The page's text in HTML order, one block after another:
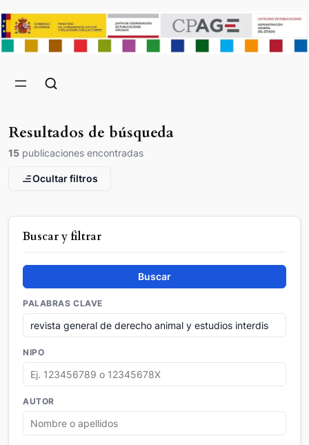
Resultados de búsqueda
15 publicaciones encontradas
Ocultar filtros
Buscar y filtrar
Buscar
PALABRAS CLAVE
NIPO
AUTOR